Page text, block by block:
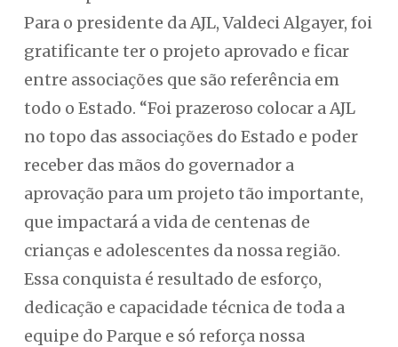
Para o presidente da AJL, Valdeci Algayer, foi
gratificante ter o projeto aprovado e ficar
entre associações que são referência em
todo o Estado. “Foi prazeroso colocar a AJL
no topo das associações do Estado e poder
receber das mãos do governador a
aprovação para um projeto tão importante,
que impactará a vida de centenas de
crianças e adolescentes da nossa região.
Essa conquista é resultado de esforço,
dedicação e capacidade técnica de toda a
equipe do Parque e só reforça nossa